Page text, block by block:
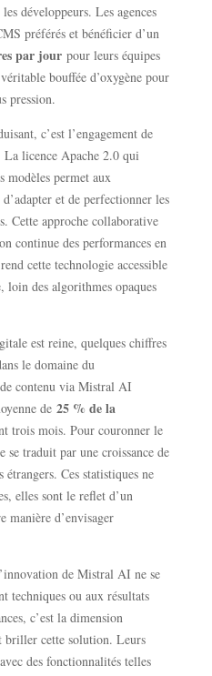
développeurs. Les agences
préférés et bénéficier d’un
par jourpour leurs équipes
bouffée d’oxygène pour
pression.
c’est l’engagement de
licence Apache 2.0 qui
modèles permet aux
et de perfectionner les
Cette approche collaborative
continue des performances en
cette technologie accessible
loin des algorithmes opaques
est reine, quelques chiffres
le domaine du
contenu via Mistral AI
de 25 % de la
trois mois. Pour couronner le
traduit par une croissance de
étrangers. Ces statistiques ne
elles sont le reflet d’un
manière d’envisager
de Mistral AI ne se
techniques ou aux résultats
c’est la dimension
briller cette solution. Leurs
des fonctionnalités telles